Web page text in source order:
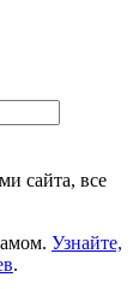
сайта, все
Узнайте,
.